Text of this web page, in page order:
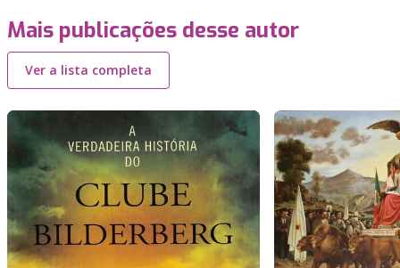
Mais publicações desse autor
Ver a lista completa